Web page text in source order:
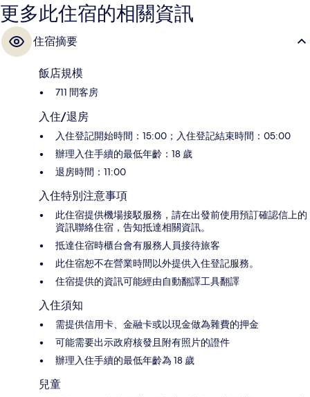
更多此住宿的相關資訊
住宿摘要
飯店規模
711 間客房
入住/退房
入住登記開始時間：15:00；入住登記結束時間：05:00
辦理入住手續的最低年齡：18 歲
退房時間：11:00
入住特別注意事項
此住宿提供機場接駁服務，請在出發前使用預訂確認信上的
資訊聯絡住宿，告知抵達相關資訊。
抵達住宿時櫃台會有服務人員接待旅客
此住宿恕不在營業時間以外提供入住登記服務。
住宿提供的資訊可能經由自動翻譯工具翻譯
入住須知
需提供信用卡、金融卡或以現金做為雜費的押金
可能需要出示政府核發且附有照片的證件
辦理入住手續的最低年齡為 18 歲
兒童